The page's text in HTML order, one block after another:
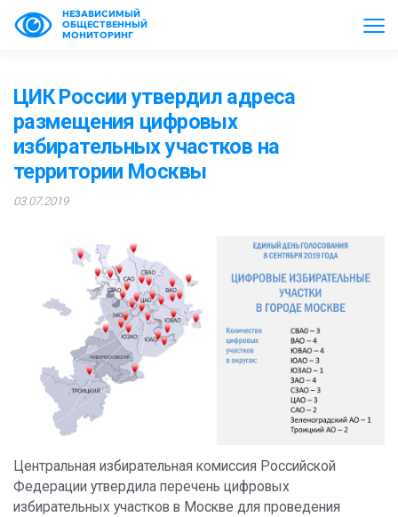
НЕЗАВИСИМЫЙ
ОБЩЕСТВЕННЫЙ
МОНИТОРИНГ
ЦИК России утвердил адреса
размещения цифровых
избирательных участков на
территории Москвы
03.07.2019
Центральная избирательная комиссия Российской
Федерации утвердила перечень цифровых
избирательных участков в Москве для проведения